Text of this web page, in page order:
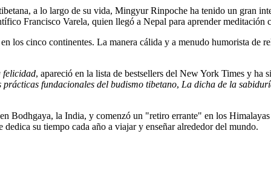
a lo largo de su vida, Mingyur Rinpoche ha tenido un gran
Francisco Varela, quien llegó a Nepal para aprender
los cinco continentes. La manera cálida y a menudo humorista de
felicidad, apareció en la lista de bestsellers del New York Times y ha
fundacionales del budismo tibetano, La dicha de la
Bodhgaya, la India, y comenzó un "retiro errante" en los
su tiempo cada año a viajar y enseñar alrededor del mundo.